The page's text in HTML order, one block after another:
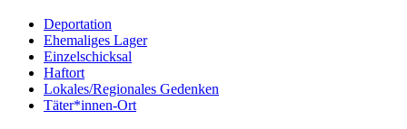
Deportation
Ehemaliges Lager
Einzelschicksal
Haftort
Lokales/Regionales Gedenken
Täter*innen-Ort